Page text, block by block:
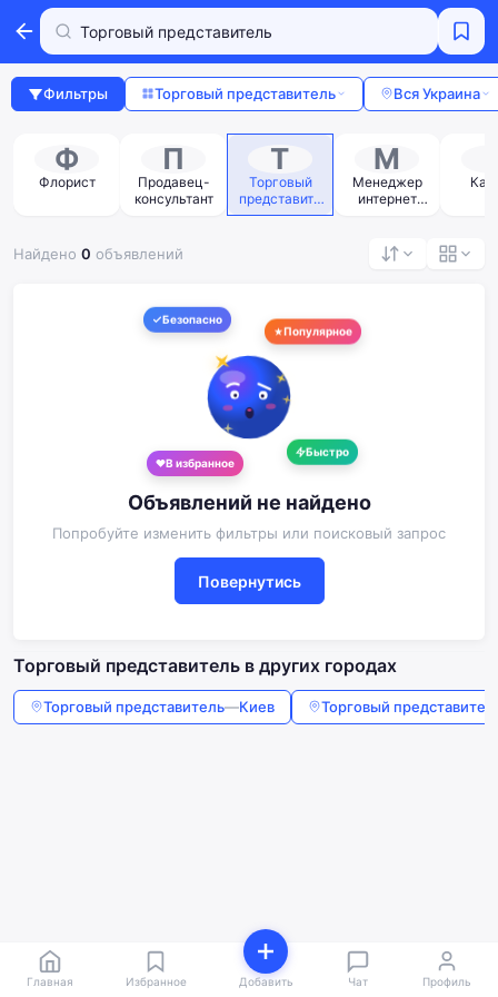
Фильтры Торговый представитель Вся Украина
Ф
Флорист
П
Продавец-
консультант
Т
Торговый
представите
ль
М
Менеджер
интернет
Найдено 0 объявлений
Безопасно
Популярное
Быстро
В избранное
Объявлений не найдено
Попробуйте изменить фильтры или поисковый запрос
Повернутись
Торговый представитель в других городах
Торговый представитель—Киев Торговый
Главная Избранное Добавить Чат Профиль